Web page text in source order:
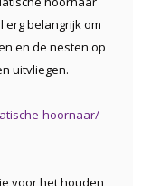
erg belangrijk om
en de nesten op
uitvliegen.
hoornaar/
voor het houden